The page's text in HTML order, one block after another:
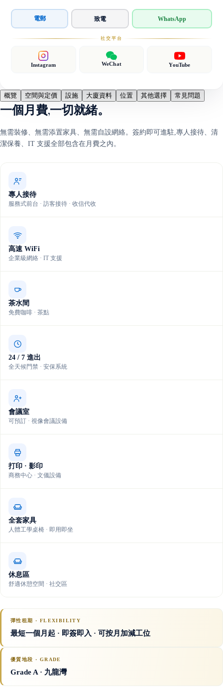
電郵 致電 WhatsApp
社交平台
Instagram WeChat YouTube
概覽 空間與定價 設施 大廈資料 位置 其他選擇 常見問題
一個月費,一切就緒。
無需裝修、無需添置家具、無需自設網絡。簽約即可進駐,專人接待、清
潔保養、IT 支援全部包含在月費之內。
專人接待
服務式前台 · 訪客接待 · 收信代收
高速 WiFi
企業級網絡 · IT 支援
茶水間
免費咖啡 · 茶點
24 / 7 進出
全天候門禁 · 安保系統
會議室
可預訂 · 視像會議設備
打印 · 影印
商務中心 · 文儀設備
全套家具
人體工學桌椅 · 即用即坐
休息區
舒適休憩空間 · 社交區
彈性租期 · FLEXIBILITY
最短一個月起 · 即簽即入 · 可按月加減工位
優質地段 · GRADE
Grade A· 九龍灣